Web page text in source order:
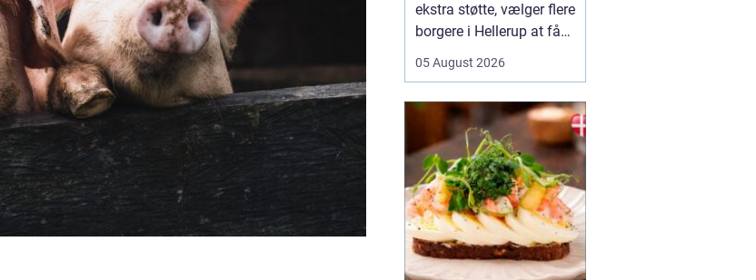
ekstra støtte, vælger flere
borgere i Hellerup at få
sygepleje i hjemmet. Det
nærvær og kontinuitet i
hverdagen, som kan
være svær at finde i et
travlt offentligt
sundhedsvæsen. Med
privat ...
05 August 2026